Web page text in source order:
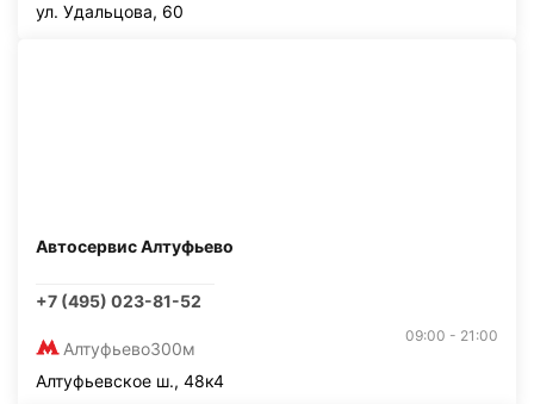
ул. Удальцова, 60
Автосервис Алтуфьево
+7 (495) 023-81-52
Алтуфьево300м
09:00 - 21:00
Алтуфьевское ш., 48к4